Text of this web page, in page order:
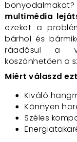
multimédia
ezeket a
bárhol és
ráadásul a
köszönhetően a
Miért válaszd
Kiváló
Könnyen
Széles